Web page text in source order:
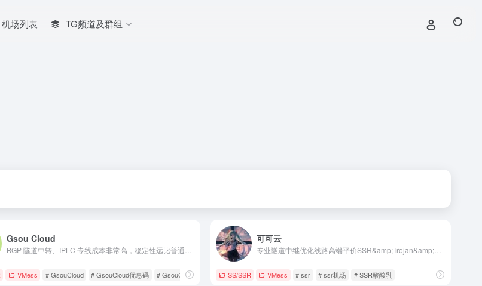
机场列表 TG频道及群组
Gsou Cloud
VMess # GsouCloud # GsouCloud优惠码 # GsouCloud怎么样
可可云
SS/SSR VMess # ssr # ssr机场 # SSR酸酸乳